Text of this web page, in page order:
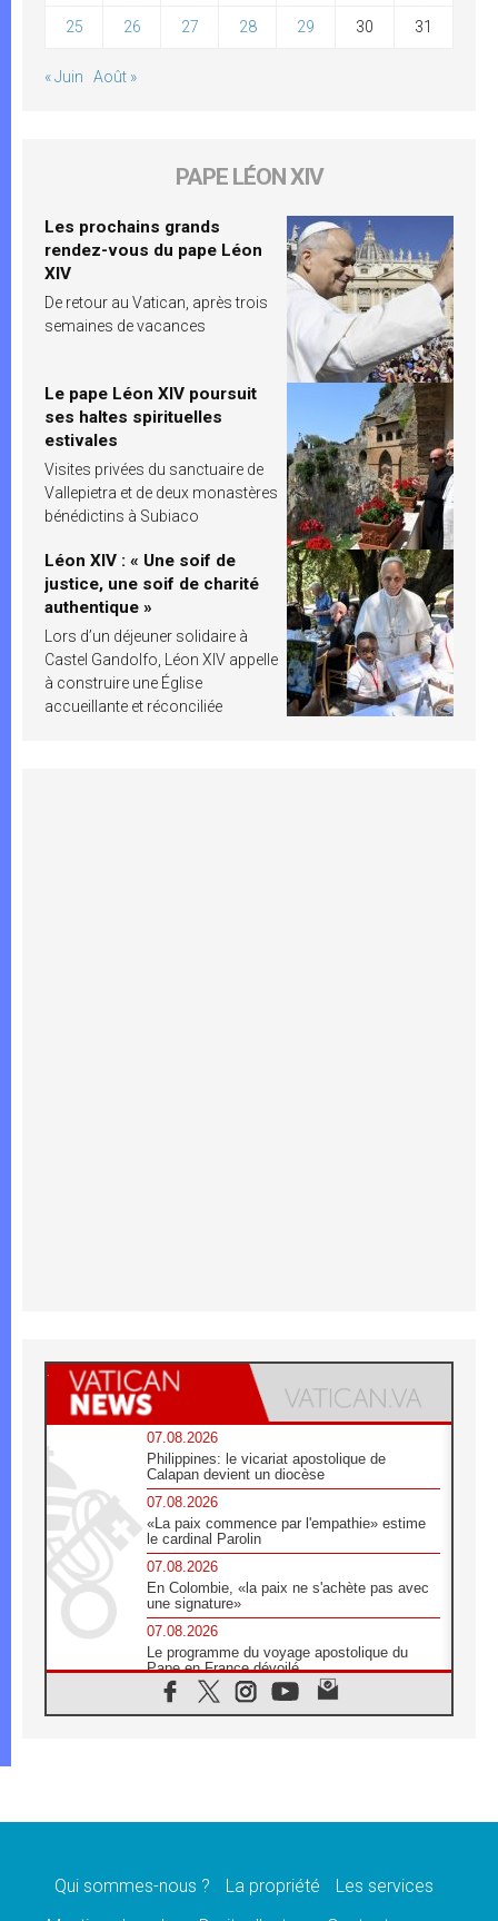
25 26 27 28 29 30 31
« Juin Août »
PAPE LÉON XIV
Les prochains grands
rendez-vous du pape Léon
XIV
De retour au Vatican, après trois
semaines de vacances
Le pape Léon XIV poursuit
ses haltes spirituelles
estivales
Visites privées du sanctuaire de
Vallepietra et de deux monastères
bénédictins à Subiaco
Léon XIV : « Une soif de
justice, une soif de charité
authentique »
Lors d’un déjeuner solidaire à
Castel Gandolfo, Léon XIV appelle
à construire une Église
accueillante et réconciliée
07.08.2026
Philippines: le vicariat apostolique de
Calapan devient un diocèse
07.08.2026
«La paix commence par l'empathie» estime
le cardinal Parolin
07.08.2026
En Colombie, «la paix ne s'achète pas avec
une signature»
07.08.2026
Le programme du voyage apostolique du
Pape en France dévoilé
07.08.2026
1ère Conférence continentale sur l'éducation
07.08.2026
07.08.2026
Qui sommes-nous ? La propriété
Les services